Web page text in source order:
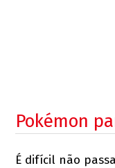
Pokémon
É difícil não